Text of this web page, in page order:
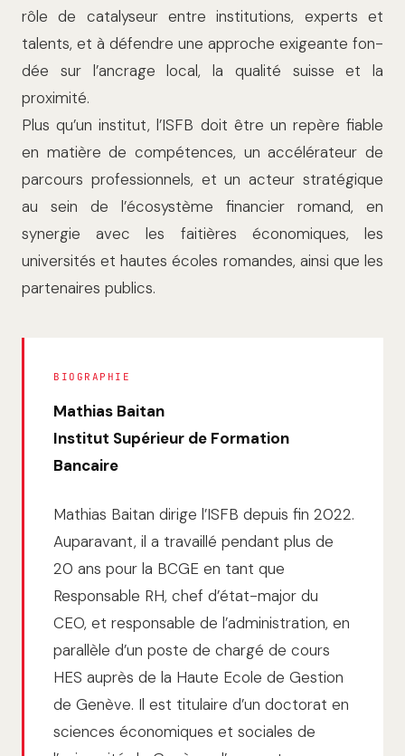
rôle de cataly­seur entre institutions, experts et
talents, et à défendre une approche exigeante fon­
dée sur l’ancrage local, la qualité suisse et la
proximité.
Plus qu’un institut, l’ISFB doit être un repère fiable
en matière de compé­tences, un accélérateur de
parcours pro­fessionnels, et un acteur stratégique
au sein de l’écosystème financier romand, en
synergie avec les faitières économiques, les
universités et hautes écoles romandes, ainsi que les
partenaires publics.
BIOGRAPHIE
Mathias Baitan
Institut Supérieur de Formation
Bancaire
Mathias Baitan dirige l’ISFB depuis fin 2022.
Auparavant, il a travaillé pendant plus de
20 ans pour la BCGE en tant que
Responsable RH, chef d’état-major du
CEO, et responsable de l’administration, en
parallèle d’un poste de chargé de cours
HES auprès de la Haute Ecole de Gestion
de Genève. Il est titulaire d’un doctorat en
sciences économiques et sociales de